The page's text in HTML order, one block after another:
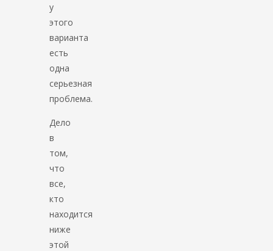
у
этого
варианта
есть
одна
серьезная
проблема.
Дело
в
том,
что
все,
кто
находится
ниже
этой